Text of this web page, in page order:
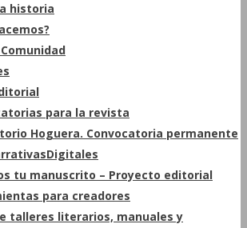
historia
para la revista
Hoguera. Convocatoria permanente
tu manuscrito – Proyecto editorial
para creadores
talleres literarios, manuales y